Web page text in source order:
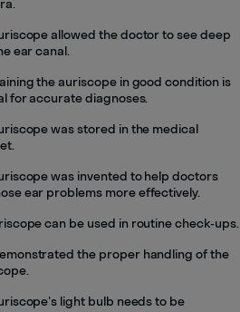
allowed the doctor to see deep
ear canal.
the auriscope in good condition is
for accurate diagnoses.
was stored in the medical
was invented to help doctors
ear problems more effectively.
can be used in routine check-ups.
the proper handling of the
light bulb needs to be